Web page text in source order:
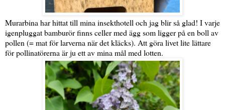
Murarbina har hittat till mina insekthotell och jag blir så glad! I varje
igenpluggat bamburör finns celler med ägg som ligger på en boll av
pollen (= mat för larverna när det kläcks). Att göra livet lite lättare
för pollinatörerna är ju ett av mina mål med lotten.